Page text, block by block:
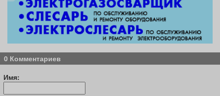
0 Комментариев
Имя: